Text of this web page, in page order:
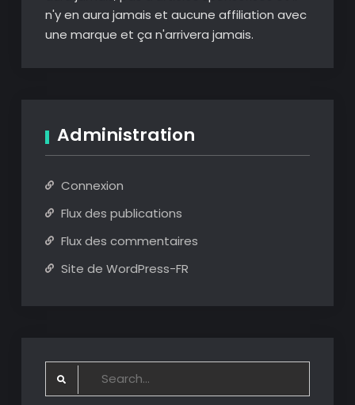
n'y en aura jamais et aucune affiliation avec
une marque et ça n'arrivera jamais.
Administration
Connexion
Flux des publications
Flux des commentaires
Site de WordPress-FR
Search